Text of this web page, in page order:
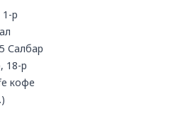
1-р
Салбар
18-р
кофе